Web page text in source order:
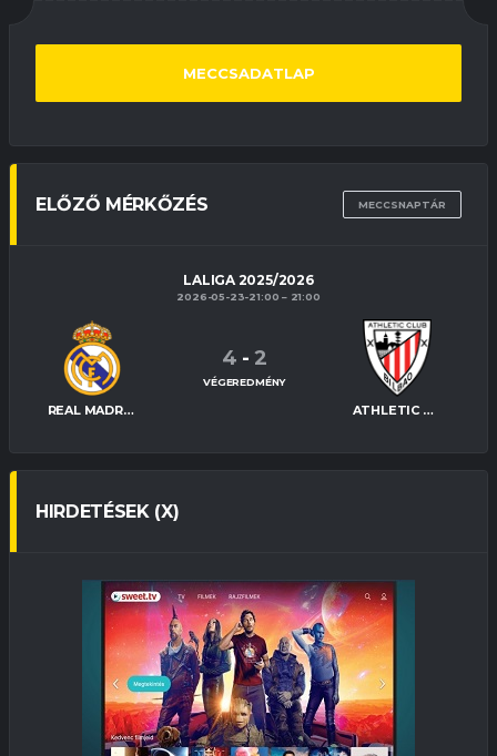
MECCSADATLAP
ELŐZŐ MÉRKŐZÉS MECCSNAPTÁR
LALIGA 2025/2026
2026-05-23-21:00 21:00
REAL MADRID ATHLETIC BILBAO
4 - 2
VÉGEREDMÉNY
HIRDETÉSEK (X)